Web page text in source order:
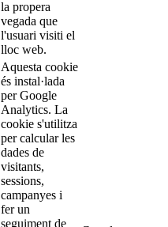
la propera
vegada que
l'usuari visiti el
lloc web.
Aquesta cookie
és instal·lada
per Google
Analytics. La
cookie s'utilitza
per calcular les
dades de
visitants,
sessions,
campanyes i
fer un
seguiment de